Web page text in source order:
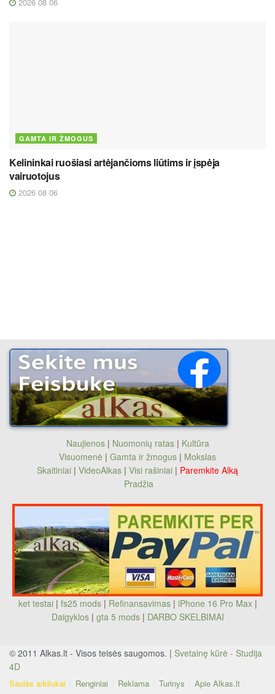
GAMTA IR ŽMOGUS
Kelininkai ruošiasi artėjančioms liūtims ir įspėja
vairuotojus
2026 08 06
Naujienos| Nuomonių ratas| Kultūra
Visuomenė | Gamta ir žmogus | Mokslas
Skaitiniai | VideoAlkas | Visi rašiniai | Paremkite Alką
Pradžia
ket testai | fs25 mods| Refinansavimas| iPhone 16 Pro Max|
Daigyklos| gta 5 mods | DARBO SKELBIMAI
© 2011 Alkas.lt - Visos teisės saugomos. | Svetainę kūrė - Studija
4D
Saulės arkliukai Renginiai Reklama Turinys
Apie Alkas.lt